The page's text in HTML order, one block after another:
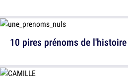
10 pires prénoms de